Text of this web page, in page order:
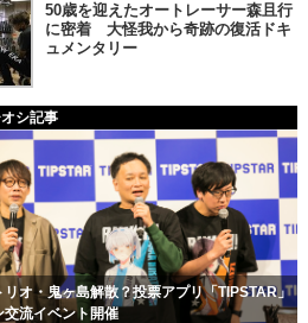
50歳を迎えたオートレーサー森且行
に密着 大怪我から奇跡の復活ドキ
ュメンタリー
シ記事
リオ・鬼ヶ島解散？投票アプリ「TIPSTAR」
交流イベント開催